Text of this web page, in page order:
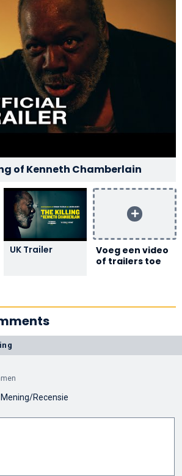
of Kenneth Chamberlain
UK Trailer
Voeg een video
of trailers toe
Mening/Recensie